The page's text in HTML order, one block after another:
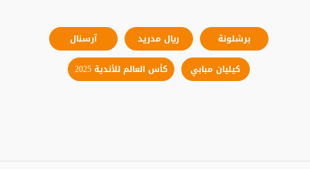
برشلونة ريال مدريد
آرسنال
كيليان مبابي
كأس العالم للأندية 2025